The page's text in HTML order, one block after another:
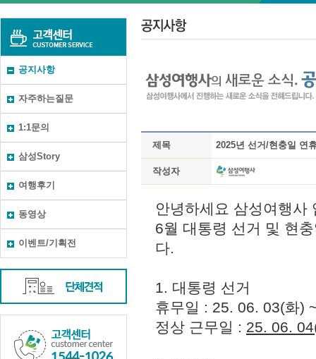
공지사항
자주하는질문
1:1문의
삼성Story
여행후기
동영상
이벤트/기획전
제목 2025년 선거/현충일 연
작성자